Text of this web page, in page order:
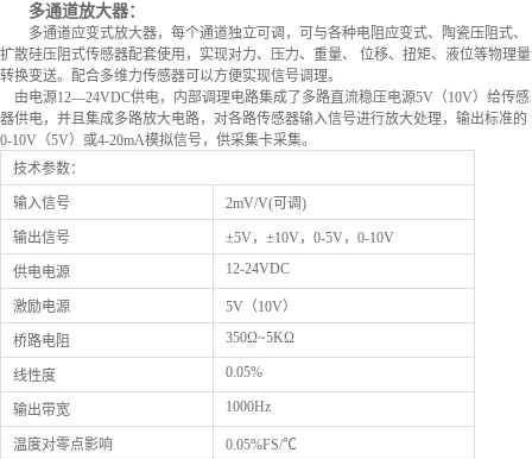
多通道放大器：
多通道应变式放大器，每个通道独立可调，可与各种电阻应变式、陶瓷压阻式、
扩散硅压阻式传感器配套使用，实现对力、压力、重量、 位移、扭矩、液位等物理量
转换变送。配合多维力传感器可以方便实现信号调理。
由电源12—24VDC供电，内部调理电路集成了多路直流稳压电源5V（10V）给传感
器供电，并且集成多路放大电路，对各路传感器输入信号进行放大处理，输出标准的
0-10V（5V）或4-20mA模拟信号，供采集卡采集。
技术参数：
输入信号 2mV/V(可调)
输出信号 ±5V，±10V，0-5V，0-10V
供电电源 12-24VDC
激励电源 5V（10V）
桥路电阻 350Ω~5KΩ
线性度 0.05%
输出带宽 1000Hz
温度对零点影响 0.05%FS/℃